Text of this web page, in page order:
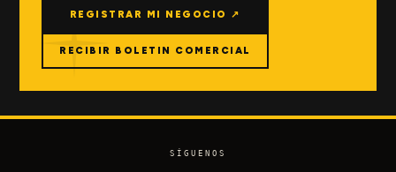
REGISTRAR MI NEGOCIO ↗
RECIBIR BOLETIN COMERCIAL
SÍGUENOS